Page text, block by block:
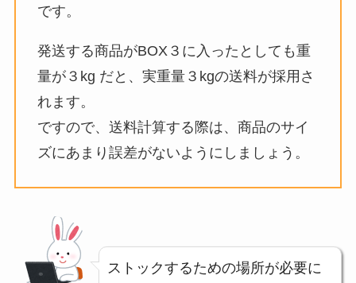
です。
発送する商品がBOX３に入ったとしても重
量が３kg だと、実重量３kgの送料が採用さ
れます。
ですので、送料計算する際は、商品のサイ
ズにあまり誤差がないようにしましょう。
ストックするための場所が必要に